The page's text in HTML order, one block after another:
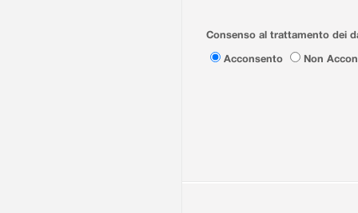
Consenso al trattamento dei
Acconsento
Non